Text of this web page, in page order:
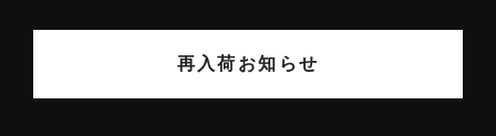
再入荷お知らせ